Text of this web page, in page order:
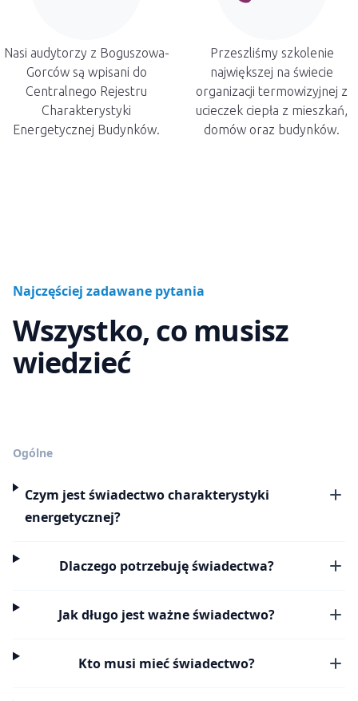
Nasi audytorzy z Boguszowa-
Gorców są wpisani do
Centralnego Rejestru
Charakterystyki
Energetycznej Budynków.
Przeszliśmy szkolenie
największej na świecie
organizacji termowizyjnej z
ucieczek ciepła z mieszkań,
domów oraz budynków.
Najczęściej zadawane pytania
Wszystko, co musisz
wiedzieć
Ogólne
Czym jest świadectwo charakterystyki
energetycznej?
Dlaczego potrzebuję świadectwa?
Jak długo jest ważne świadectwo?
Kto musi mieć świadectwo?